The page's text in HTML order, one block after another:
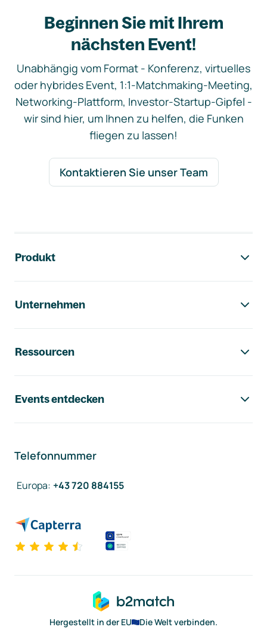
Beginnen Sie mit Ihrem
nächsten Event!
Unabhängig vom Format - Konferenz, virtuelles
oder hybrides Event, 1:1-Matchmaking-Meeting,
Networking-Plattform, Investor-Startup-Gipfel -
wir sind hier, um Ihnen zu helfen, die Funken
fliegen zu lassen!
Kontaktieren Sie unser Team
Produkt
Unternehmen
Ressourcen
Events entdecken
Telefonnummer
Europa: +43 720 884155
Hergestellt in der EU
Die Welt verbinden.